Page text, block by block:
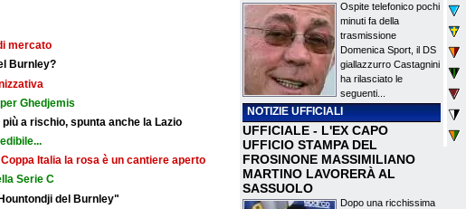
mercato
Burnley?
Ghedjemis
a rischio, spunta anche la Lazio
Italia la rosa è un cantiere aperto
Serie C
del Burnley"
Ospite telefonico pochi
minuti fa della
trasmissione
Domenica Sport, il DS
giallazzurro Castagnini
ha rilasciato le
seguenti...
NOTIZIE UFFICIALI
UFFICIALE - L'EX CAPO
UFFICIO STAMPA DEL
FROSINONE MASSIMILIANO
MARTINO LAVORERÀ AL
SASSUOLO
Dopo una ricchissima